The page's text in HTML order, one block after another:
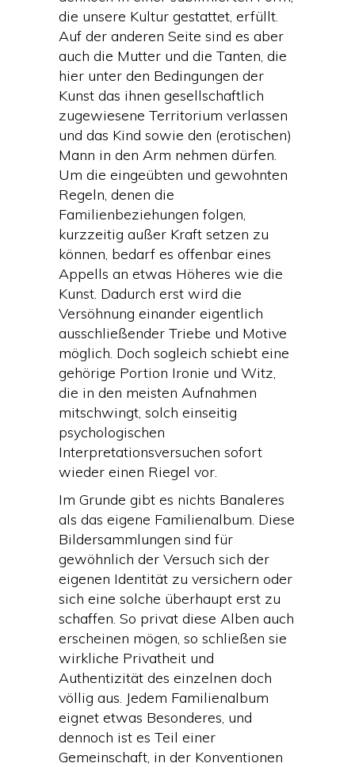
die unsere Kultur gestattet, erfüllt.
Auf der anderen Seite sind es aber
auch die Mutter und die Tanten, die
hier unter den Bedingungen der
Kunst das ihnen gesellschaftlich
zugewiesene Territorium verlassen
und das Kind sowie den (erotischen)
Mann in den Arm nehmen dürfen.
Um die eingeübten und gewohnten
Regeln, denen die
Familienbeziehungen folgen,
kurzzeitig außer Kraft setzen zu
können, bedarf es offenbar eines
Appells an etwas Höheres wie die
Kunst. Dadurch erst wird die
Versöhnung einander eigentlich
ausschließender Triebe und Motive
möglich. Doch sogleich schiebt eine
gehörige Portion Ironie und Witz,
die in den meisten Aufnahmen
mitschwingt, solch einseitig
psychologischen
Interpretationsversuchen sofort
wieder einen Riegel vor.
Im Grunde gibt es nichts Banaleres
als das eigene Familienalbum. Diese
Bildersammlungen sind für
gewöhnlich der Versuch sich der
eigenen Identität zu versichern oder
sich eine solche überhaupt erst zu
schaffen. So privat diese Alben auch
erscheinen mögen, so schließen sie
wirkliche Privatheit und
Authentizität des einzelnen doch
völlig aus. Jedem Familienalbum
eignet etwas Besonderes, und
dennoch ist es Teil einer
Gemeinschaft, in der Konventionen